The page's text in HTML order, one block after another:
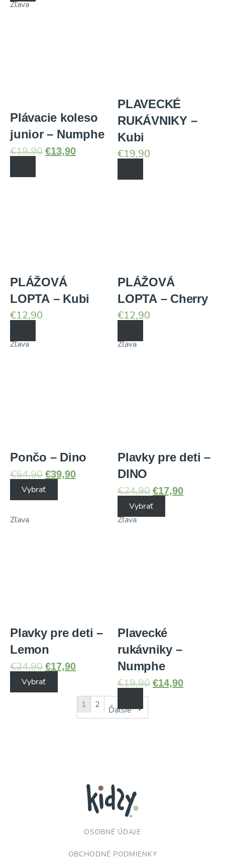
Zľava
Plávacie koleso
junior – Numphe
€19,90 €13,90
PLAVECKÉ
RUKÁVNIKY –
Kubi
€19,90
PLÁŽOVÁ
LOPTA – Kubi
€12,90
PLÁŽOVÁ
LOPTA – Cherry
€12,90
Zľava
Pončo – Dino
€54,90 €39,90
Vybrať
Zľava
Plavky pre deti –
DINO
€24,90 €17,90
Vybrať
Zľava
Plavky pre deti –
Lemon
€24,90 €17,90
Vybrať
Zľava
Plavecké
rukávniky –
Numphe
€19,90 €14,90
1 2
Ďalšie
OSOBNÉ ÚDAJE
OBCHODNÉ PODMIENKY